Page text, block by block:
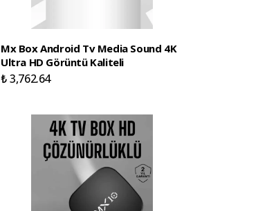
Mx Box Android Tv Media Sound 4K
Ultra HD Görüntü Kaliteli
₺ 3,762.64